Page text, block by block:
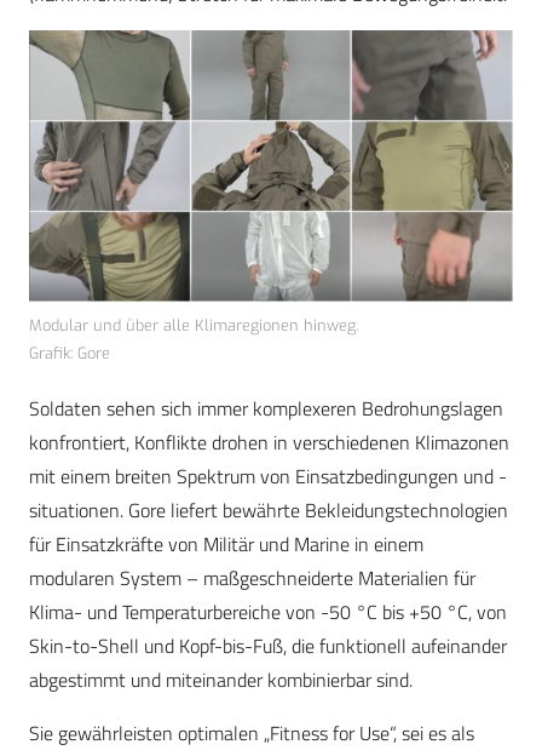
Modular und über alle Klimaregionen hinweg.
Grafik: Gore
Soldaten sehen sich immer komplexeren Bedrohungslagen
konfrontiert, Konflikte drohen in verschiedenen Klimazonen
mit einem breiten Spektrum von Einsatzbedingungen und -
situationen. Gore liefert bewährte Bekleidungstechnologien
für Einsatzkräfte von Militär und Marine in einem
modularen System – maßgeschneiderte Materialien für
Klima- und Temperaturbereiche von -50 °C bis +50 °C, von
Skin-to-Shell und Kopf-bis-Fuß, die funktionell aufeinander
abgestimmt und miteinander kombinierbar sind.
Sie gewährleisten optimalen „Fitness for Use“, sei es als